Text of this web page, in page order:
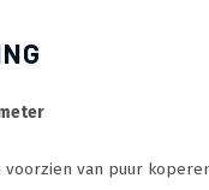
voorzien van puur